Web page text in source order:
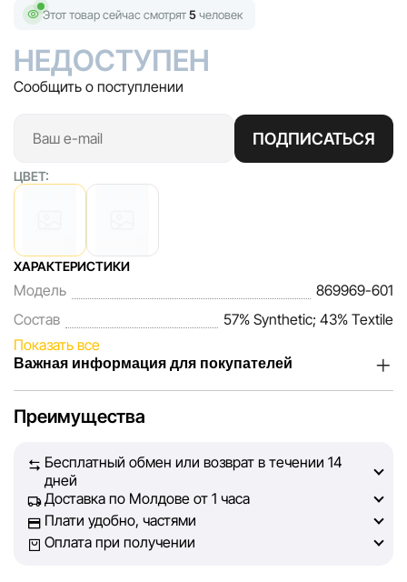
Этот товар сейчас смотрят5человек
НЕДОСТУПЕН
Сообщить о поступлении
ПОДПИСАТЬСЯ
ЦВЕТ:
ХАРАКТЕРИСТИКИ
Модель
869969-601
Состав
57% Synthetic; 43% Textile
Показать все
Важная информация для покупателей
наших покупателей. Каждый день мы работаем над тем,
на сайте, была максимально полной, объективной и
актуальной. Наша цель — обеспечить вас достоверной
информацией, чтобы вы смогли принять лучшее
решение о покупке.
Преимущества
Бесплатный обмен или возврат в течении 14
дней
Доставка по Молдове от 1 часа
Плати удобно, частями
Оплата при получении